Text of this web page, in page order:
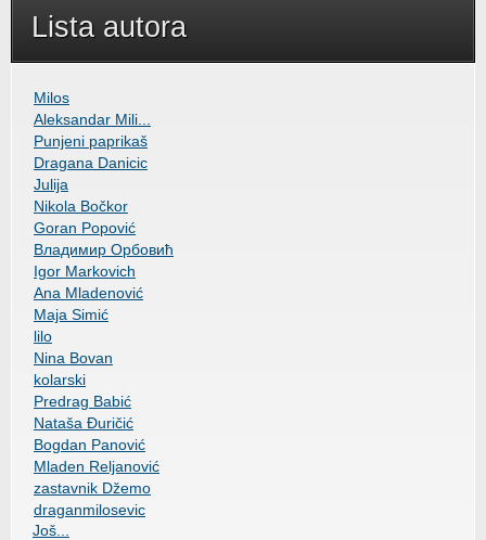
Lista autora
Milos
Aleksandar Mili...
Punjeni paprikaš
Dragana Danicic
Julija
Nikola Bočkor
Goran Popović
Владимир Орбовић
Igor Markovich
Ana Mladenović
Maja Simić
lilo
Nina Bovan
kolarski
Predrag Babić
Nataša Đuričić
Bogdan Panović
Mladen Reljanović
zastavnik Džemo
draganmilosevic
Još...